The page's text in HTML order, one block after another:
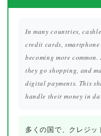
In many countries,
credit cards,
becoming more
they go shopping, and
digital payments. This
handle their money in
多くの国で、クレジッ